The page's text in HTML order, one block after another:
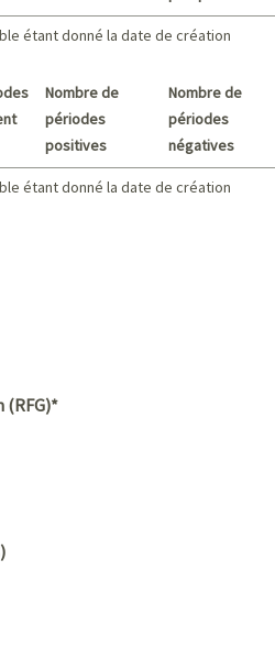
étant donné la date de création
Nombre de
périodes
positives
Nombre de
périodes
négatives
étant donné la date de création
étant donné la date de création
(RFG)*